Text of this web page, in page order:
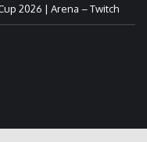
2026 | Arena – Twitch